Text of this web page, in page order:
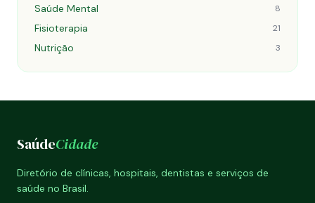
Saúde Mental 8
Fisioterapia 21
Nutrição 3
SaúdeCidade
Diretório de clínicas, hospitais, dentistas e serviços de
saúde no Brasil.